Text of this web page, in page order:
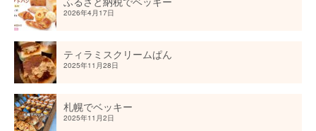
2026年4月17日
ティラミスクリームぱん
2025年11月28日
札幌でベッキー
2025年11月2日